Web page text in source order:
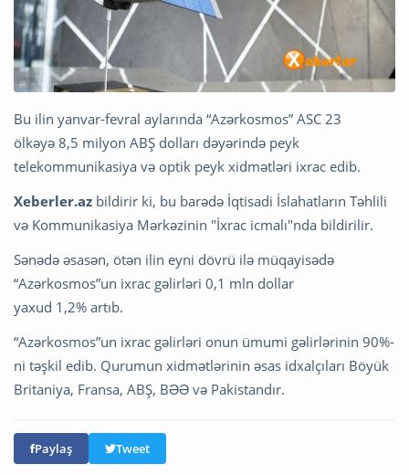
Bu ilin yanvar-fevral aylarında “Azərkosmos” ASC 23
ölkəyə 8,5 milyon ABŞ dolları dəyərində peyk
telekommunikasiya və optik peyk xidmətləri ixrac edib.
Xeberler.az bildirir ki, bu barədə İqtisadi İslahatların Təhlili
və Kommunikasiya Mərkəzinin "İxrac icmalı"nda bildirilir.
Sənədə əsasən, ötən ilin eyni dövrü ilə müqayisədə
“Azərkosmos”un ixrac gəlirləri 0,1 mln dollar
yaxud 1,2% artıb.
“Azərkosmos”un ixrac gəlirləri onun ümumi gəlirlərinin 90%-
ni təşkil edib. Qurumun xidmətlərinin əsas idxalçıları Böyük
Britaniya, Fransa, ABŞ, BƏƏ və Pakistandır.
Paylaş Tweet